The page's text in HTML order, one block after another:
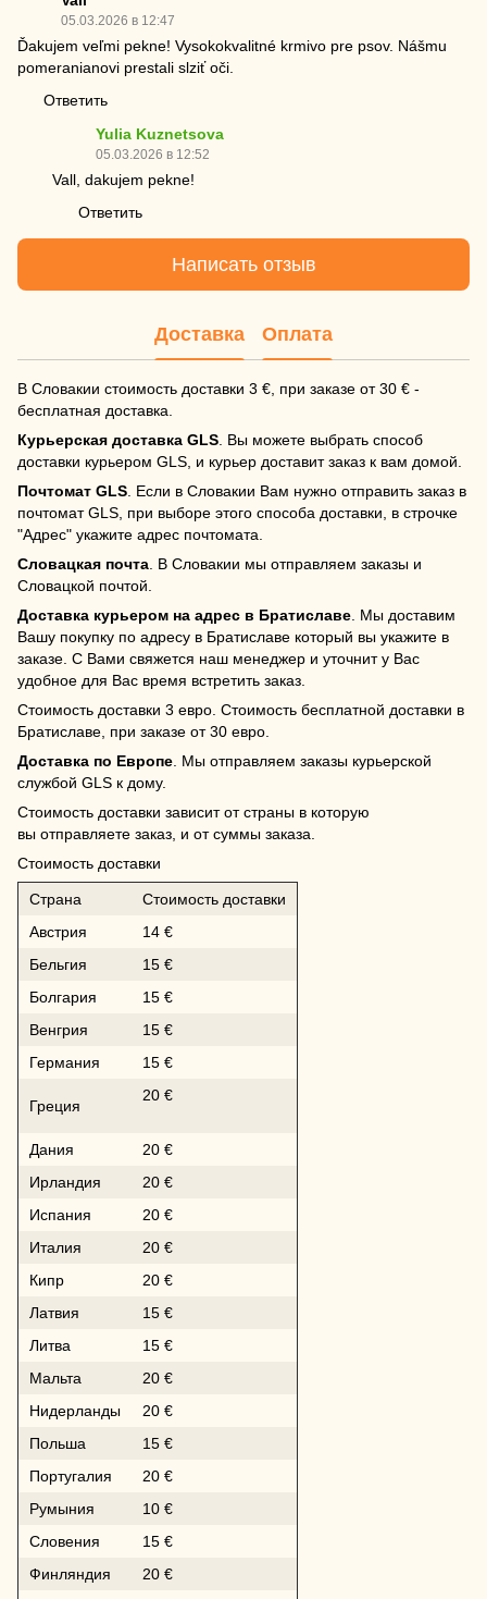
05.03.2026 в 12:47
Ďakujem veľmi pekne! Vysokokvalitné krmivo pre psov. Nášmu
pomeranianovi prestali slziť oči.
Ответить
Yulia Kuznetsova
05.03.2026 в 12:52
Vall, dakujem pekne!
Ответить
Написать отзыв
Доставка Оплата
В Словакии стоимость доставки 3 €, при заказе от 30 € -
бесплатная доставка.
Курьерская доставка GLS . Вы можете выбрать способ
доставки курьером GLS, и курьер доставит заказ к вам домой.
Почтомат GLS . Если в Словакии Вам нужно отправить заказ в
почтомат GLS, при выборе этого способа доставки, в строчке
"Адрес" укажите адрес почтомата.
Словацкая почта . В Словакии мы отправляем заказы и
Словацкой почтой.
Доставка курьером на адрес в Братиславе . Мы доставим
Вашу покупку по адресу в Братиславе который вы укажите в
заказе. С Вами свяжется наш менеджер и уточнит у Вас
удобное для Вас время встретить заказ.
Стоимость доставки 3 евро. Стоимость бесплатной доставки в
Братиславе, при заказе от 30 евро.
Доставка по Европе . Мы отправляем заказы курьерской
службой GLS к дому.
Стоимость доставки зависит от страны в которую
вы отправляете заказ, и от суммы заказа.
Стоимость доставки
Страна
Стоимость доставки
Австрия
14 €
Бельгия
15 €
Болгария
15 €
Венгрия
15 €
Германия
15 €
Греция
20 €
Дания
20 €
Ирландия
20 €
Испания
20 €
Италия
20 €
Кипр
20 €
Латвия
15 €
Литва
15 €
Мальта
20 €
Нидерланды
20 €
Польша
15 €
Португалия
20 €
Румыния
10 €
Словения
15 €
Финляндия
20 €